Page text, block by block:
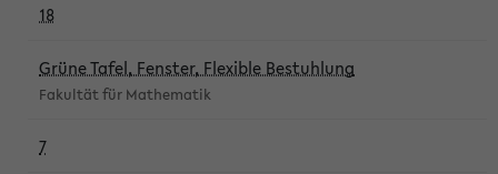
18
Grüne Tafel, Fenster, Flexible Bestuhlung
Fakultät für Mathematik
7